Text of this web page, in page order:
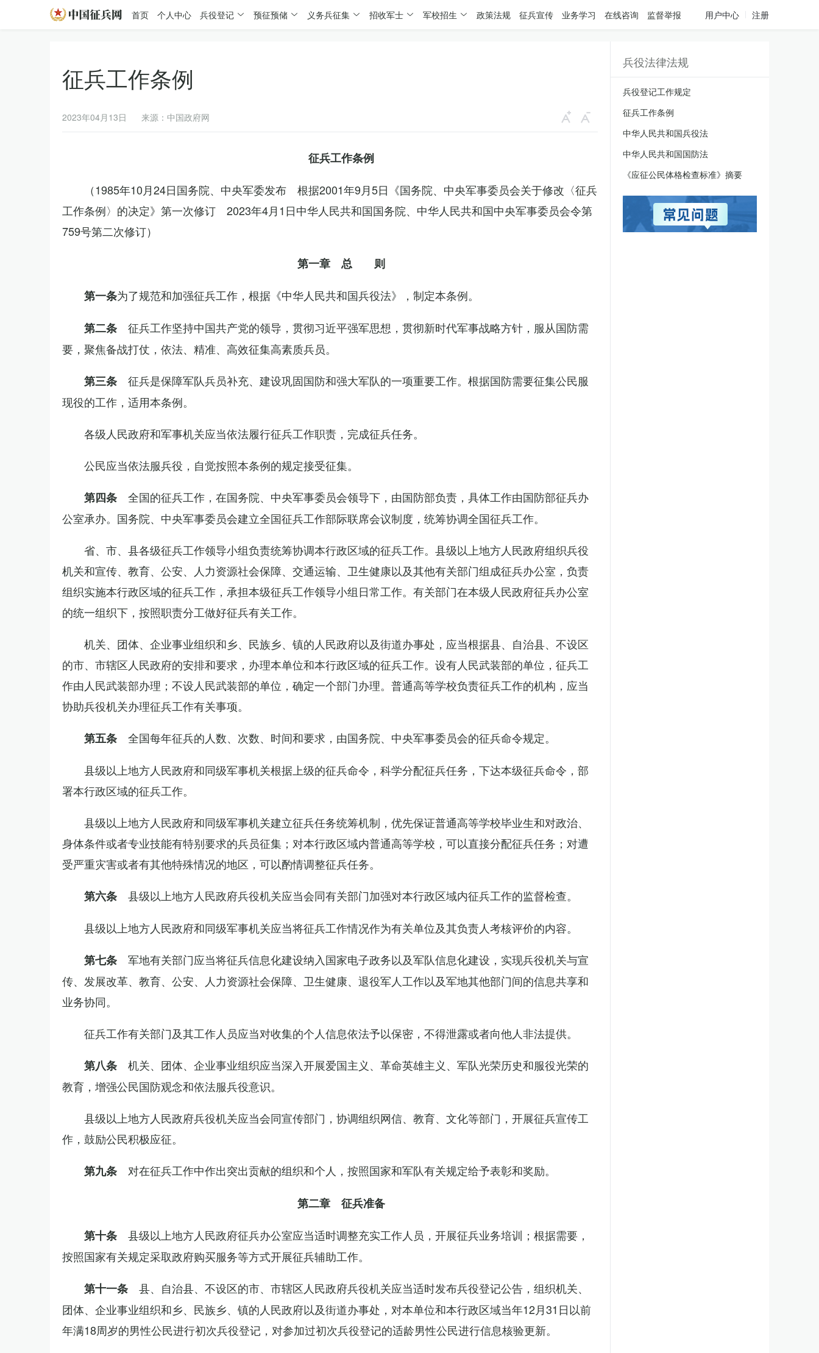
首页 个人中心 兵役登记 预征预储 义务兵征集 招收军士 军校招生 政策法规 征兵宣传 业务学习 在线咨询 监督举报 用户中心 注册
征兵工作条例
2023年04月13日 来源：中国政府网
征兵工作条例
（1985年10月24日国务院、中央军委发布 根据2001年9月5日《国务院、中央军事委员会关于修改〈征兵
工作条例〉的决定》第一次修订 2023年4月1日中华人民共和国国务院、中华人民共和国中央军事委员会令第
759号第二次修订）
第一章 总 则
第一条为了规范和加强征兵工作，根据《中华人民共和国兵役法》，制定本条例。
第二条 征兵工作坚持中国共产党的领导，贯彻习近平强军思想，贯彻新时代军事战略方针，服从国防需
要，聚焦备战打仗，依法、精准、高效征集高素质兵员。
第三条 征兵是保障军队兵员补充、建设巩固国防和强大军队的一项重要工作。根据国防需要征集公民服
现役的工作，适用本条例。
各级人民政府和军事机关应当依法履行征兵工作职责，完成征兵任务。
公民应当依法服兵役，自觉按照本条例的规定接受征集。
第四条 全国的征兵工作，在国务院、中央军事委员会领导下，由国防部负责，具体工作由国防部征兵办
公室承办。国务院、中央军事委员会建立全国征兵工作部际联席会议制度，统筹协调全国征兵工作。
省、市、县各级征兵工作领导小组负责统筹协调本行政区域的征兵工作。县级以上地方人民政府组织兵役
机关和宣传、教育、公安、人力资源社会保障、交通运输、卫生健康以及其他有关部门组成征兵办公室，负责
组织实施本行政区域的征兵工作，承担本级征兵工作领导小组日常工作。有关部门在本级人民政府征兵办公室
的统一组织下，按照职责分工做好征兵有关工作。
机关、团体、企业事业组织和乡、民族乡、镇的人民政府以及街道办事处，应当根据县、自治县、不设区
的市、市辖区人民政府的安排和要求，办理本单位和本行政区域的征兵工作。设有人民武装部的单位，征兵工
作由人民武装部办理；不设人民武装部的单位，确定一个部门办理。普通高等学校负责征兵工作的机构，应当
协助兵役机关办理征兵工作有关事项。
第五条 全国每年征兵的人数、次数、时间和要求，由国务院、中央军事委员会的征兵命令规定。
县级以上地方人民政府和同级军事机关根据上级的征兵命令，科学分配征兵任务，下达本级征兵命令，部
署本行政区域的征兵工作。
县级以上地方人民政府和同级军事机关建立征兵任务统筹机制，优先保证普通高等学校毕业生和对政治、
身体条件或者专业技能有特别要求的兵员征集；对本行政区域内普通高等学校，可以直接分配征兵任务；对遭
受严重灾害或者有其他特殊情况的地区，可以酌情调整征兵任务。
第六条 县级以上地方人民政府兵役机关应当会同有关部门加强对本行政区域内征兵工作的监督检查。
县级以上地方人民政府和同级军事机关应当将征兵工作情况作为有关单位及其负责人考核评价的内容。
第七条 军地有关部门应当将征兵信息化建设纳入国家电子政务以及军队信息化建设，实现兵役机关与宣
传、发展改革、教育、公安、人力资源社会保障、卫生健康、退役军人工作以及军地其他部门间的信息共享和
业务协同。
征兵工作有关部门及其工作人员应当对收集的个人信息依法予以保密，不得泄露或者向他人非法提供。
第八条 机关、团体、企业事业组织应当深入开展爱国主义、革命英雄主义、军队光荣历史和服役光荣的
教育，增强公民国防观念和依法服兵役意识。
县级以上地方人民政府兵役机关应当会同宣传部门，协调组织网信、教育、文化等部门，开展征兵宣传工
作，鼓励公民积极应征。
第九条 对在征兵工作中作出突出贡献的组织和个人，按照国家和军队有关规定给予表彰和奖励。
第二章 征兵准备
第十条 县级以上地方人民政府征兵办公室应当适时调整充实工作人员，开展征兵业务培训；根据需要，
按照国家有关规定采取政府购买服务等方式开展征兵辅助工作。
第十一条 县、自治县、不设区的市、市辖区人民政府兵役机关应当适时发布兵役登记公告，组织机关、
团体、企业事业组织和乡、民族乡、镇的人民政府以及街道办事处，对本单位和本行政区域当年12月31日以前
年满18周岁的男性公民进行初次兵役登记，对参加过初次兵役登记的适龄男性公民进行信息核验更新。
兵役法律法规
兵役登记工作规定
征兵工作条例
中华人民共和国兵役法
中华人民共和国国防法
《应征公民体格检查标准》摘要